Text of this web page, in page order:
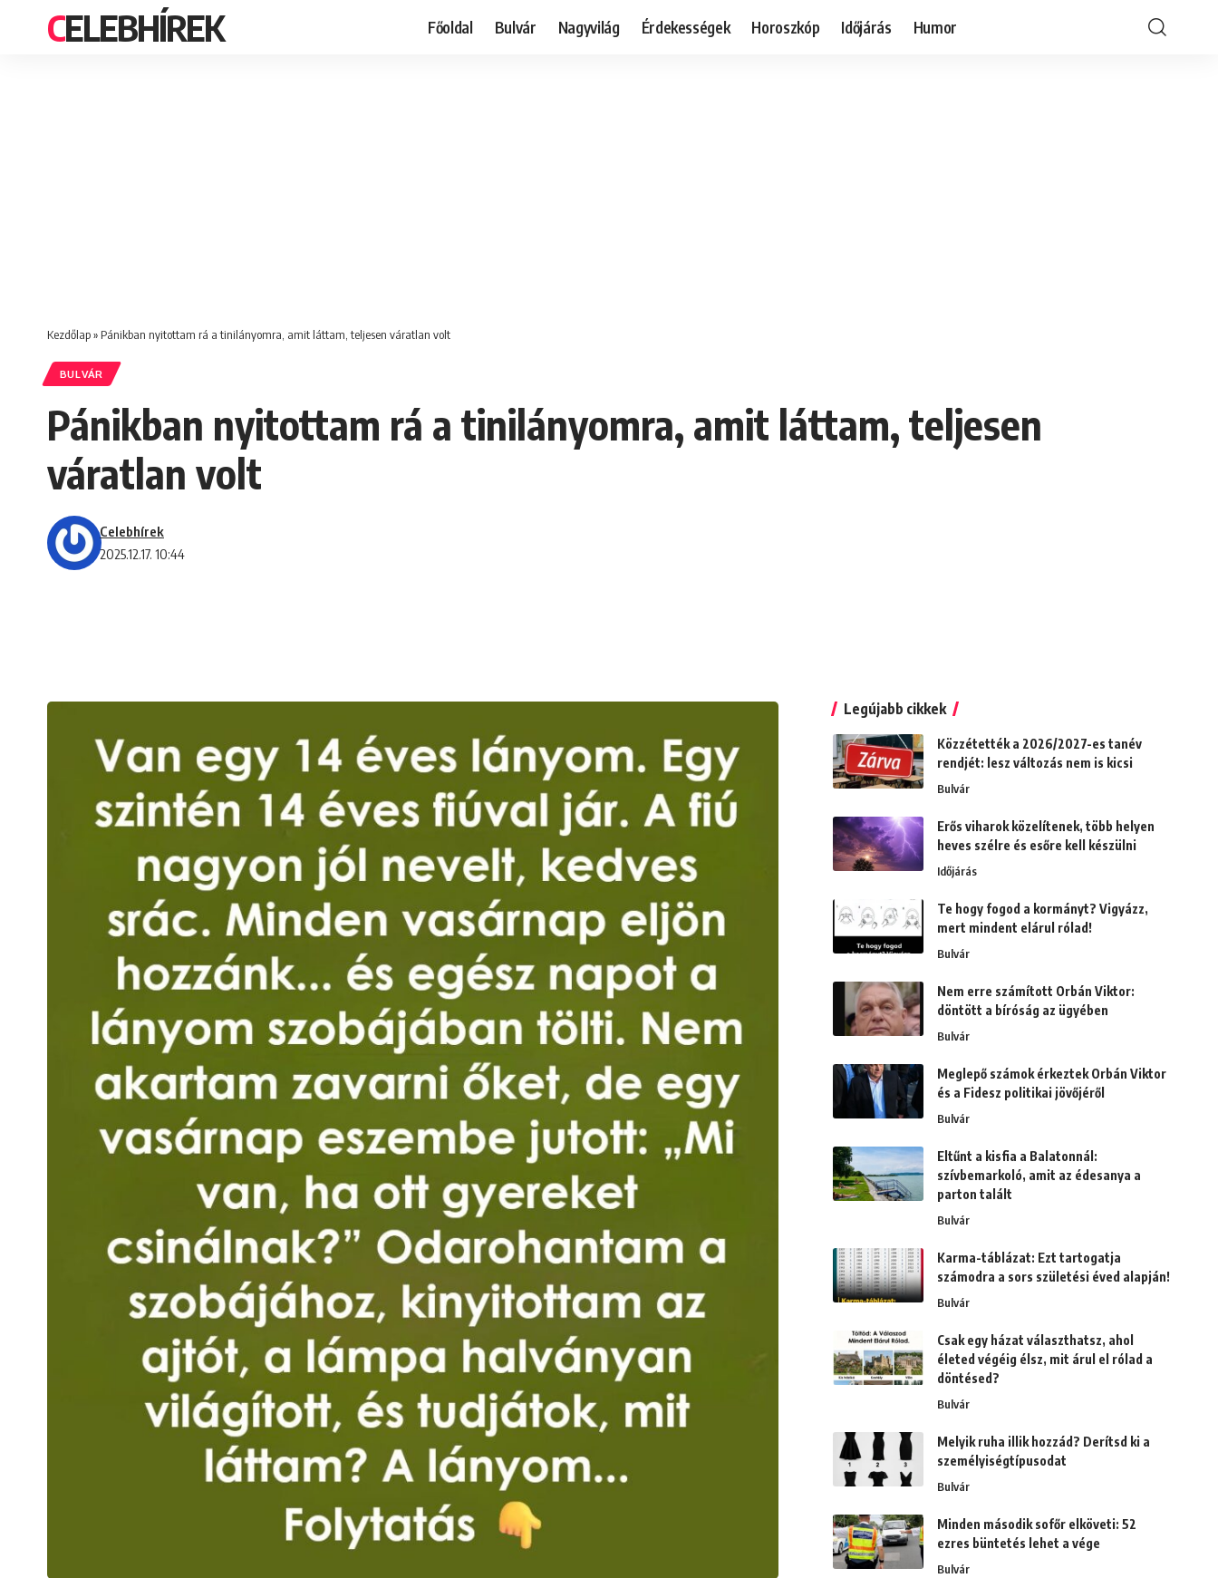
CELEBHÍREK Főoldal Bulvár Nagyvilág Érdekességek Horoszkóp Időjárás Humor
Kezdőlap» Pánikban nyitottam rá a tinilányomra, amit láttam, teljesen váratlan volt
BULVÁR
Pánikban nyitottam rá a tinilányomra, amit láttam, teljesen
váratlan volt
2025.12.17. 10:44
Celebhírek
Legújabb cikkek
Közzétették a 2026/2027-es tanév
rendjét: lesz változás nem is kicsi
Bulvár
Erős viharok közelítenek, több helyen
heves szélre és esőre kell készülni
Időjárás
Te hogy fogod a kormányt? Vigyázz,
mert mindent elárul rólad!
Bulvár
Nem erre számított Orbán Viktor:
döntött a bíróság az ügyében
Bulvár
Meglepő számok érkeztek Orbán Viktor
és a Fidesz politikai jövőjéről
Bulvár
Eltűnt a kisfia a Balatonnál:
szívbemarkoló, amit az édesanya a
parton talált
Bulvár
Karma-táblázat: Ezt tartogatja
számodra a sors születési éved alapján!
Bulvár
Csak egy házat választhatsz, ahol
életed végéig élsz, mit árul el rólad a
döntésed?
Bulvár
Melyik ruha illik hozzád? Derítsd ki a
személyiségtípusodat
Bulvár
Minden második sofőr elköveti: 52
ezres büntetés lehet a vége
Bulvár